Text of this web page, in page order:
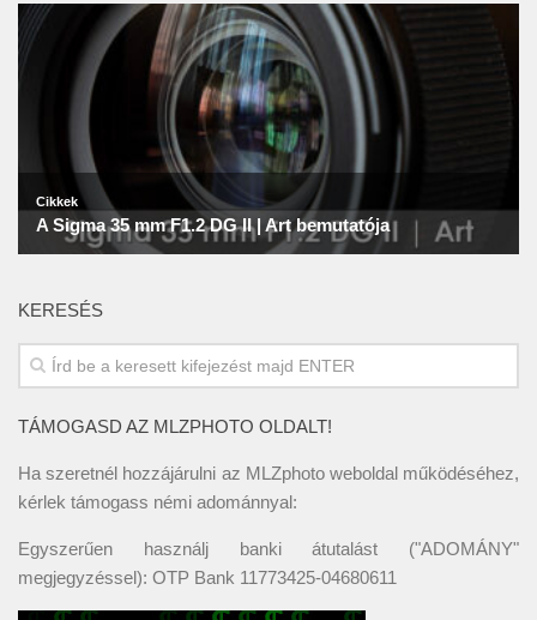
KERESÉS
TÁMOGASD AZ MLZPHOTO OLDALT!
Ha szeretnél hozzájárulni az MLZphoto weboldal működéséhez,
kérlek támogass némi adománnyal:
Egyszerűen használj banki átutalást ("ADOMÁNY"
megjegyzéssel): OTP Bank 11773425-04680611